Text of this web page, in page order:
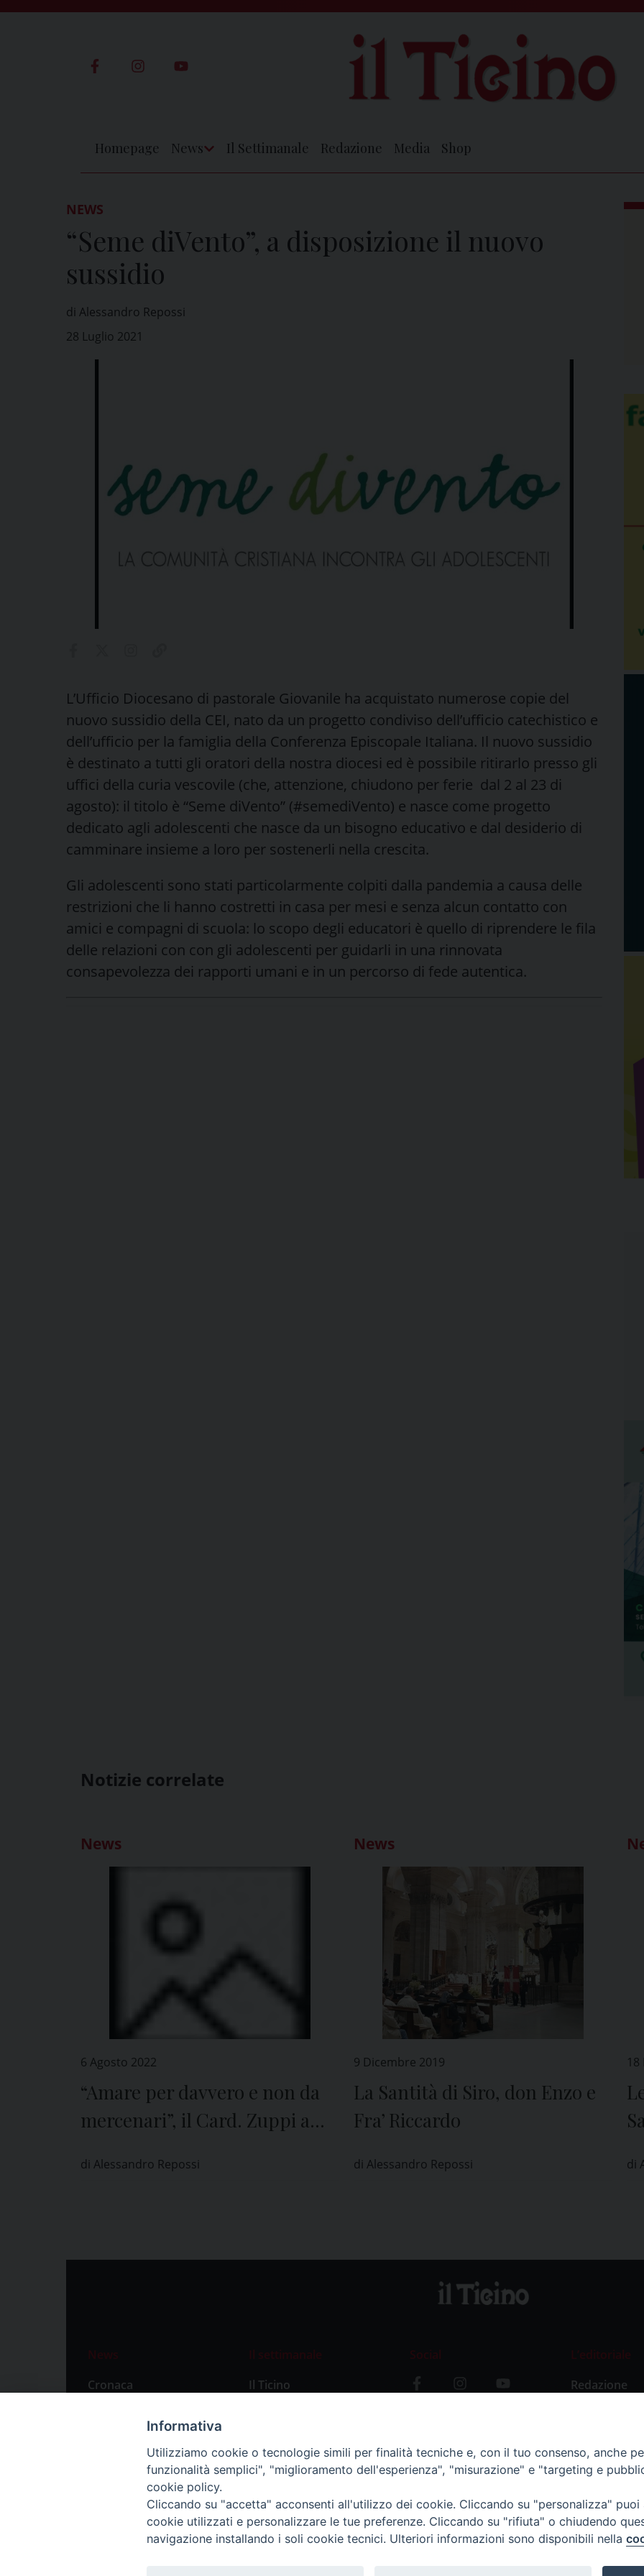
Homepage News Il Settimanale Redazione Media Shop
NEWS
“Seme diVento”, a disposizione il nuovo
sussidio
di Alessandro Repossi
28 Luglio 2021
L’Ufficio Diocesano di pastorale Giovanile ha acquistato numerose copie del
nuovo sussidio della CEI, nato da un progetto condiviso dell’ufficio catechistico e
dell’ufficio per la famiglia della Conferenza Episcopale Italiana. Il nuovo sussidio
è destinato a tutti gli oratori della nostra diocesi ed è possibile ritirarlo presso gli
uffici della curia vescovile (che, attenzione, chiudono per ferie dal 2 al 23 di
agosto): il titolo è “Seme diVento” (#semediVento) e nasce come progetto
dedicato agli adolescenti che nasce da un bisogno educativo e dal desiderio di
camminare insieme a loro per sostenerli nella crescita.
Gli adolescenti sono stati particolarmente colpiti dalla pandemia a causa delle
restrizioni che li hanno costretti in casa per mesi e senza alcun contatto con
amici e compagni di scuola: lo scopo degli educatori è quello di riprendere le fila
delle relazioni con con gli adolescenti per guidarli in una rinnovata
consapevolezza dei rapporti umani e in un percorso di fede autentica.
Notizie correlate
News
6 Agosto 2022
“Amare per davvero e non da
mercenari”, il Card. Zuppi a
di Alessandro Repossi
News
9 Dicembre 2019
La Santità di Siro, don Enzo e
Fra’ Riccardo
di Alessandro Repossi di
News
Cronaca
Primo Piano
Il settimanale
Il Ticino
Social
L’editoriale
Redazione
Informativa
Utilizziamo cookie o tecnologie simili per finalità tecniche e, con il tuo consenso, anche
funzionalità semplici", "miglioramento dell'esperienza", "misurazione" e "targeting e
cookie policy.
Cliccando su "accetta" acconsenti all'utilizzo dei cookie. Cliccando su "personalizza"
cookie utilizzati e personalizzare le tue preferenze. Cliccando su "rifiuta" o chiudendo
navigazione installando i soli cookie tecnici. Ulteriori informazioni sono disponibili nella